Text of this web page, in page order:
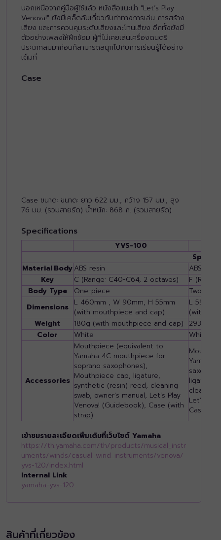
นอกเหนือจากคู่มือผู้ใช้แล้ว หนังสือแนะนำ "Let’s Play
Venova!" ยังมีเคล็ดลับเกี่ยวกับท่าทางการเล่น การสร้าง
เสียง และการควบคุมระดับเสียงและโทนเสียง อีกทั้งยังมี
ตัวอย่างเพลงให้ฝึกซ้อม ผู้ที่ไม่เคยเล่นเครื่องดนตรี
ประเภทลมมาก่อนก็สามารถสนุกไปกับการเรียนรู้ได้อย่าง
เต็มที่
Case
Case ขนาด: ขนาด: ยาว 622 มม., กว้าง 157 มม., สูง
76 มม. (รวมสายรัด) น้ำหนัก: 868 ก. (รวมสายรัด)
Specifications
YVS-100
MaterialBodyABS resin
ABS resin
Key
C (Range: C40-C64, 2 octaves)
F
Body Type
One-piece
Two-
Dimensions L 460mm , W 90mm, H 55mm
(with mouthpiece and cap)
L
(with
Weight
180g (with mouthpiece and cap)
293g
Color
White White
Accessories
Mouthpiece (equivalent to
Yamaha 4C mouthpiece for
soprano saxophones),
Mouthpiece cap, ligature,
synthetic (resin) reed, cleaning
swab, owner’s manual, Let’s Play
Venova! (Guidebook), Case (with
strap)
Yamaha
ligature,
cleaning
Let’s
Case
เข้าชมรายละเอียดเพิ่มเติมที่เว็บไซต์ Yamaha
https://th.yamaha.com/th/products/musical_instr
uments/winds/casual_wind_instruments/venova/
yvs-120/index.html
Internal Link
yamaha-yvs-120
สินค้าที่เกี่ยวข้อง